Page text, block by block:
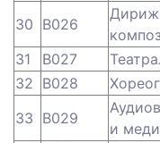
30 B026
31
B027
32 B028
33 B029
и